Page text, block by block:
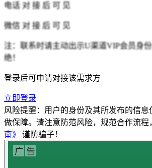
电话 对 接 后 可 见
微信 对 接 后 可 见
注：联系时请主动出示U渠道VIP会员身
绝！
登录后可申请对接该需求方
立即登录
风险提醒：用户的身份及其所发布的信
做保障。请注意防范风险，规范合作流程
南》
谨防骗子！